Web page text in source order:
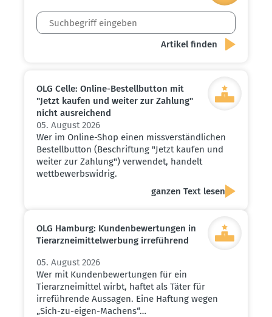
OLG Celle: Online-Bestell­button mit
"Jetzt kaufen und weiter zur Zahlung"
nicht ausrei­chend
05. August 2026
Wer im Online-Shop einen missverständlichen
Bestellbutton (Beschriftung "Jetzt kaufen und
weiter zur Zahlung") verwendet, handelt
wettbewerbswidrig.
ganzen Text lesen
OLG Hamburg: Kunden­be­wer­tungen in
Tierarz­nei­mit­tel­werbung irreführend
05. August 2026
Wer mit Kundenbewertungen für ein
Tierarzneimittel wirbt, haftet als Täter für
irreführende Aussagen. Eine Haftung wegen
„Sich-zu-eigen-Machens“…